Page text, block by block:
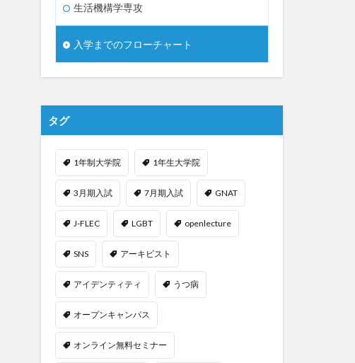
生活機構学専攻
入学までのフローチャート
タグ
1年制大学院 1年生大学院
3月期入試 7月期入試 GNAT
J-FLEC LGBT openlecture
SNS アーキビスト
アイデンティティ うつ病
オープンキャンパス
オンライン無料セミナー